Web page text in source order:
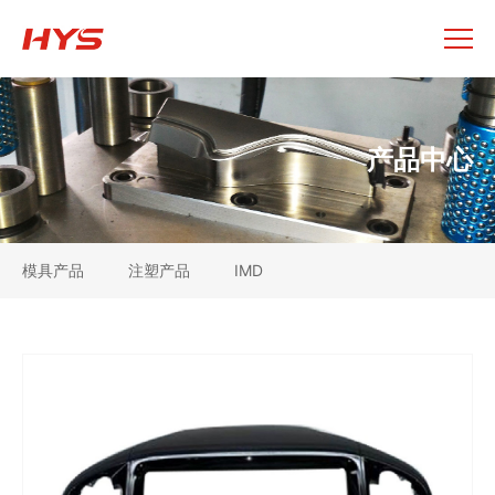
产品中心
模具产品 注塑产品 IMD